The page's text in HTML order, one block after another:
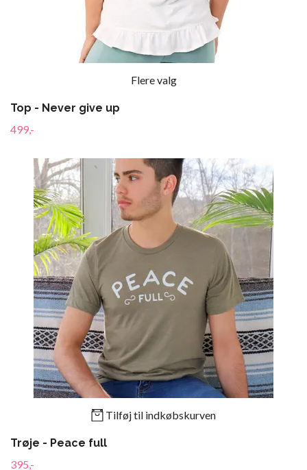
Flere valg
Top - Never give up
499,-
Tilføj til indkøbskurven
Trøje - Peace full
395,-